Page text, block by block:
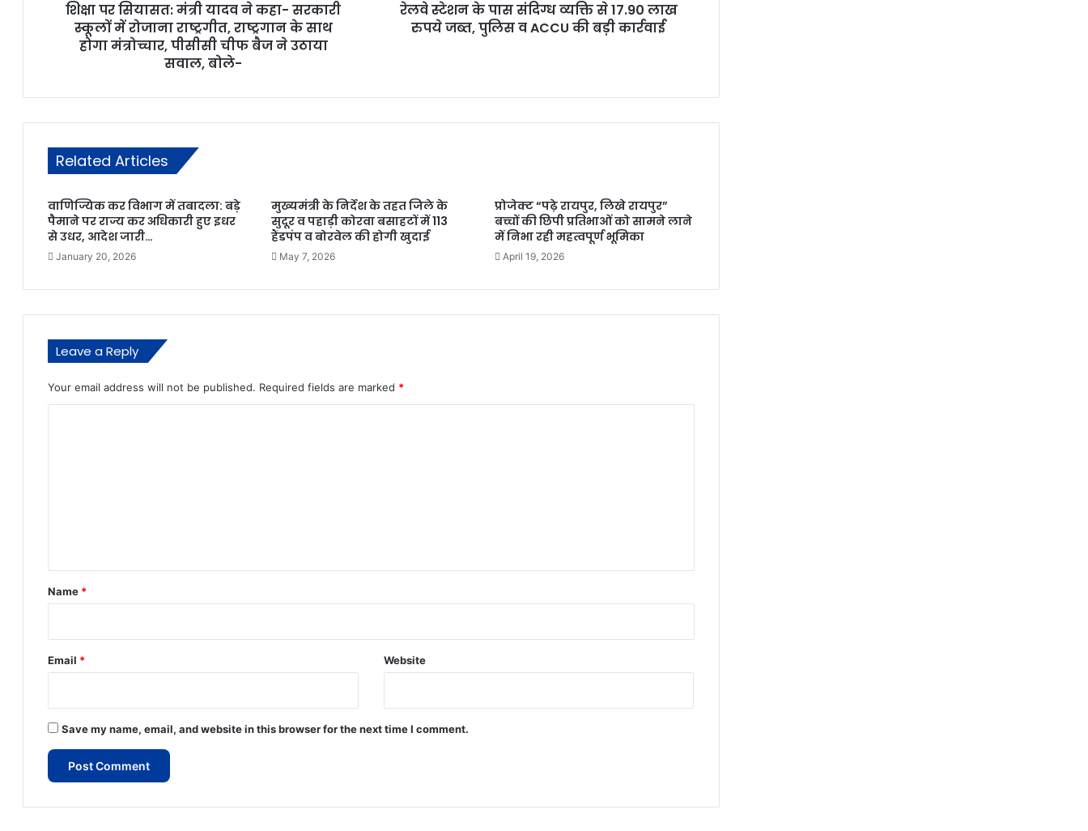
शिक्षा पर सियासत: मंत्री यादव ने कहा- सरकारी
स्कूलों में रोजाना राष्ट्रगीत, राष्ट्रगान के साथ
होगा मंत्रोच्चार, पीसीसी चीफ बैज ने उठाया
सवाल, बोले-
रेलवे स्टेशन के पास संदिग्ध व्यक्ति से 17.90 लाख
रुपये जब्त, पुलिस व ACCU की बड़ी कार्रवाई
Related Articles
वाणिज्यिक कर विभाग में तबादला: बड़े
पैमाने पर राज्य कर अधिकारी हुए इधर
से उधर, आदेश जारी…
January 20, 2026
मुख्यमंत्री के निर्देश के तहत जिले के
सुदूर व पहाड़ी कोरवा बसाहटों में 113
हैंडपंप व बोरवेल की होगी खुदाई
May 7, 2026
प्रोजेक्ट “पढ़े रायपुर, लिखे रायपुर”
बच्चों की छिपी प्रतिभाओं को सामने लाने
में निभा रही महत्वपूर्ण भूमिका
April 19, 2026
Leave a Reply
Your email address will not be published. Required fields are marked *
*
Name *
Email * Website
Save my name, email, and website in this browser for the next time I comment.